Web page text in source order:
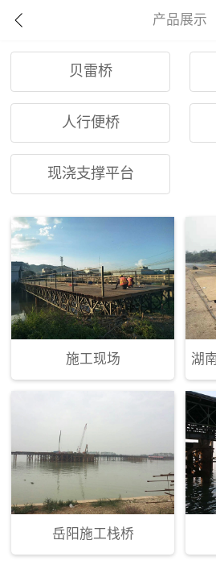
产品展示
贝雷桥
人行便桥
现浇支撑平台
施工现场
岳阳施工栈桥